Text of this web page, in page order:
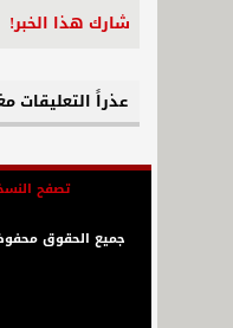
شارك هذا الخبر!
عذراً التعليقات
تصفح
جميع الحقوق